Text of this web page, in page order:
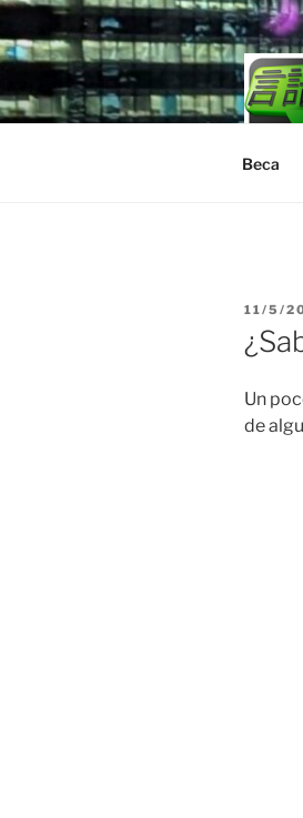
Skip
to
content
Beca
ON
11/5/
Un
de